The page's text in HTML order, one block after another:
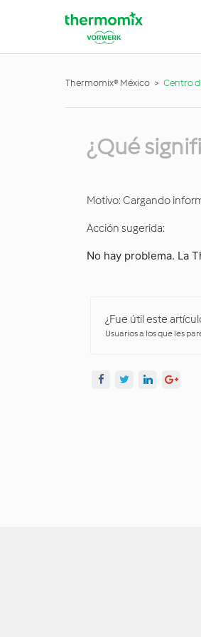
Thermomix® México Centro
¿Qué
Motivo: Cargando
Acción sugerida:
No hay problema. La
¿Fue útil este
Usuarios a los que les